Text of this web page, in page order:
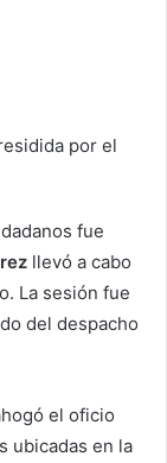
por el
fue
llevó a cabo
La sesión fue
del despacho
el oficio
ubicadas en la